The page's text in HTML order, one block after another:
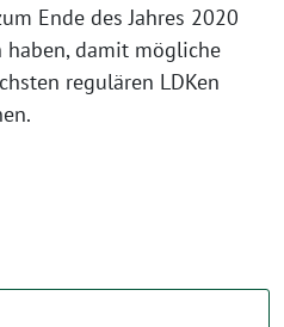
Ende des Jahres 2020
haben, damit mögliche
regulären LDKen